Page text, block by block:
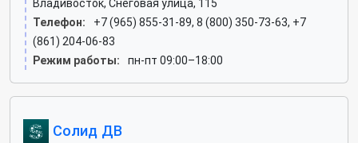
Владивосток, Снеговая улица, 115
Телефон:
+7 (965) 855-31-89, 8 (800) 350-73-63, +7
(861) 204-06-83
Режим работы:
пн-пт 09:00–18:00
Солид ДВ